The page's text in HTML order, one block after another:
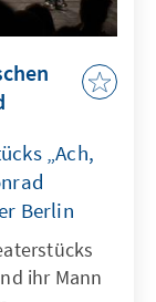
„Ach,
Berlin
ihr Mann